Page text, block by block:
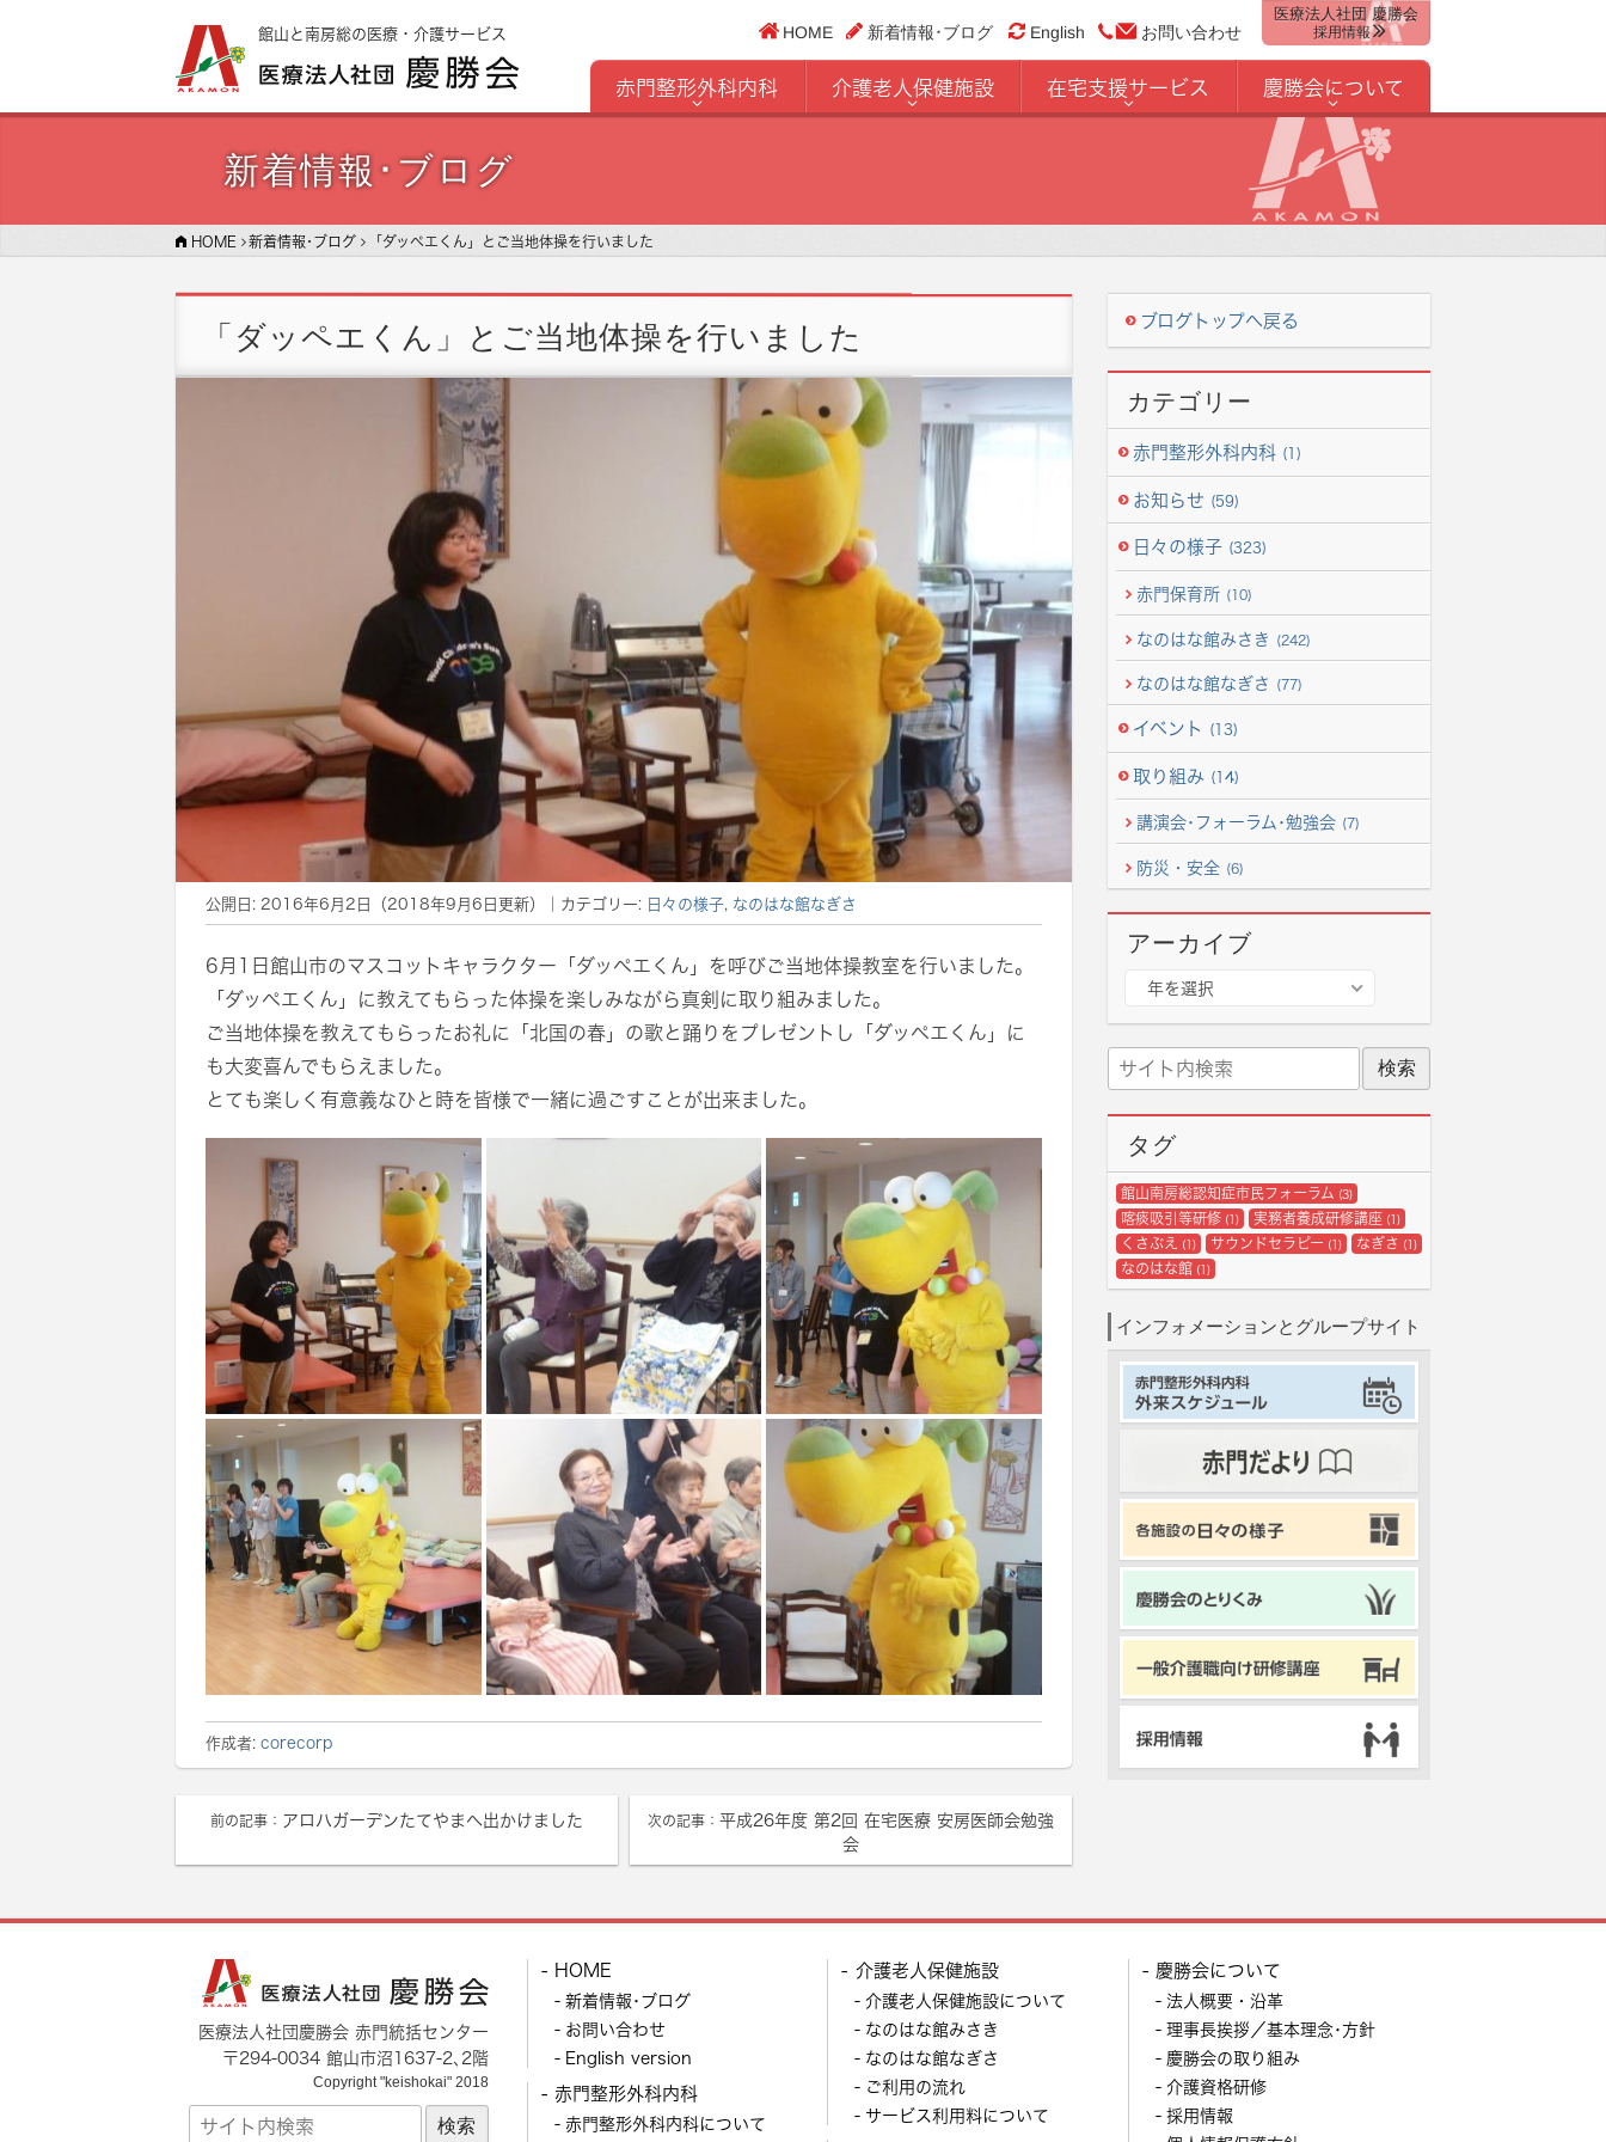
館山と南房総の医療・介護サービス HOME 新着情報･ブログ English お問い合わせ
医療法人社団 慶勝会
採用情報
赤門整形外科内科 介護老人保健施設 在宅支援サービス 慶勝会について
新着情報･ブログ
HOME 新着情報･ブログ 「ダッペエくん」とご当地体操を行いました
「ダッペエくん」とご当地体操を行いました
公開日: 2016年6月2日 （2018年9月6日更新） ｜カテゴリー: 日々の様子, なのはな館なぎさ
6月1日館山市のマスコットキャラクター「ダッペエくん」を呼びご当地体操教室を行いました。
「ダッペエくん」に教えてもらった体操を楽しみながら真剣に取り組みました。
ご当地体操を教えてもらったお礼に「北国の春」の歌と踊りをプレゼントし「ダッペエくん」に
も大変喜んでもらえました。
とても楽しく有意義なひと時を皆様で一緒に過ごすことが出来ました。
作成者: corecorp
前の記事： アロハガーデンたてやまへ出かけました 次の記事： 平成26年度 第2回 在宅医療 安房医師会勉強
会
ブログトップへ戻る
カテゴリー
赤門整形外科内科 (1)
お知らせ (59)
日々の様子 (323)
赤門保育所 (10)
なのはな館みさき (242)
なのはな館なぎさ (77)
イベント (13)
取り組み (14)
講演会･フォーラム･勉強会 (7)
防災・安全 (6)
アーカイブ
ブ
年を選択
イ
ト
タグ
館山南房総認知症市民フォーラム (3)
喀痰吸引等研修(1) 実務者養成研修講座 (1)
くさぶえ (1) サウンドセラピー (1) なぎさ (1)
なのはな館(1)
インフォメーションとグループサイト
HOME
新着情報･ブログ
お問い合わせ
English version
赤門整形外科内科
赤門整形外科内科について
介護老人保健施設
介護老人保健施設について
なのはな館みさき
なのはな館なぎさ
ご利用の流れ
サービス利用料について
慶勝会について
法人概要・沿革
理事長挨拶／基本理念･方針
慶勝会の取り組み
介護資格研修
採用情報
医療法人社団慶勝会 赤門統括センター
〒294-0034 館山市沼1637-2､2階
Copyright "keishokai" 2018
サ